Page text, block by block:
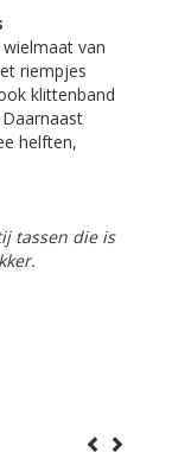
van
riempjes
klittenband
helften,
tassen die is